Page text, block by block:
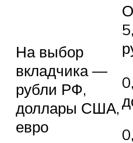
На выбор
вкладчика —
рубли РФ,
доллары США,
евро